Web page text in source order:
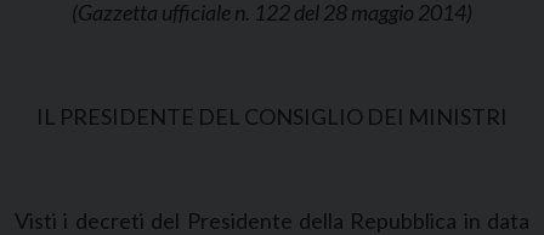
(Gazzetta ufficiale n. 122 del 28 maggio 2014)
IL PRESIDENTE DEL CONSIGLIO DEI MINISTRI
Visti i decreti del Presidente della Repubblica in data